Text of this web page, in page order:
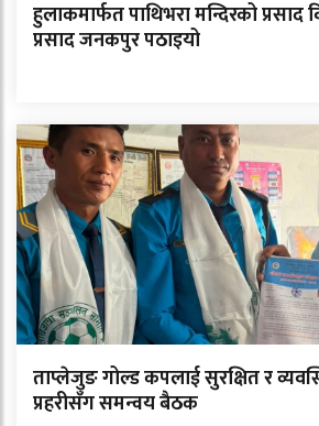
हुलाकमार्फत पाथिभरा मन्दिरको
प्रसाद जनकपुर पठाइयो
ताप्लेजुङ गोल्ड कपलाई सुरक्षित र
प्रहरीसँग समन्वय बैठक